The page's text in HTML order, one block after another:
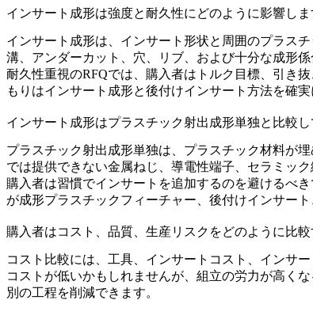
インサート成形は強度と耐久性にどのように影響しま
インサート成形は、インサート形状と周囲のプラス
溝、アンダーカット、穴、リブ、および十分な成形
耐久性重視のRFQでは、購入者はトルク目標、引き
もりはインサート成形と後付けインサート方法を確実
インサート成形はプラスチック射出成形単独と比較し
プラスチック射出成形単独は、プラスチック材料が
では提供できない金属ねじ、導電性端子、セラミッ
購入者は習慣でインサートを追加するのを避けるべ
が成形プラスチックフィーチャー、後付けインサー
購入者はコスト、品質、生産リスクをどのように比較
コスト比較には、工具、インサートコスト、インサ
コストが低いかもしれませんが、組立の労力が高く
別の工程を削減できます。